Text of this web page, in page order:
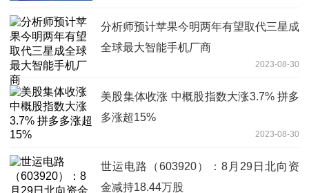
分析师预计苹果今明两年有望取代三星成
全球最大智能手机厂商
2023-08-30
美股集体收涨 中概股指数大涨3.7% 拼多
多涨超15%
2023-08-30
世运电路（603920）：8月29日北向资
金减持18.44万股